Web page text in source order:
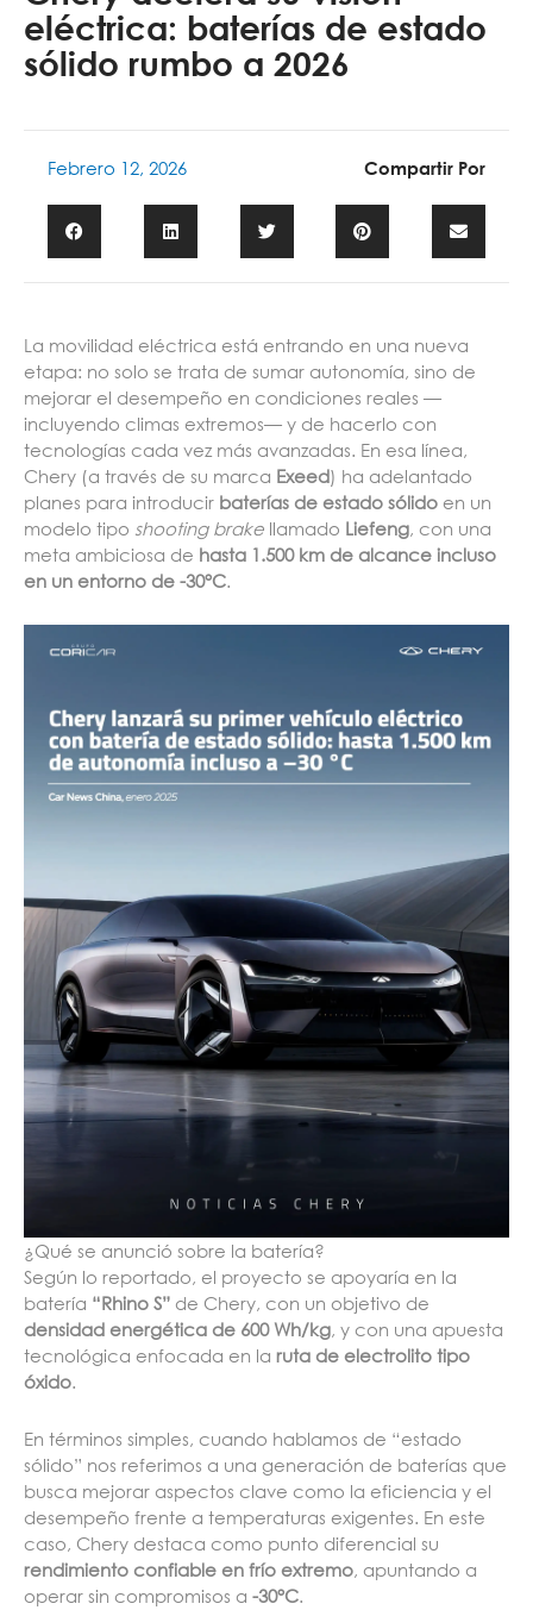
eléctrica: baterías de estado
sólido rumbo a 2026
Febrero 12, 2026 Compartir Por
La movilidad eléctrica está entrando en una nueva
etapa: no solo se trata de sumar autonomía, sino de
mejorar el desempeño en condiciones reales —
incluyendo climas extremos— y de hacerlo con
tecnologías cada vez más avanzadas. En esa línea,
Chery (a través de su marca Exeed) ha adelantado
planes para introducir baterías de estado sólido en un
modelo tipo shooting brake llamado Liefeng, con una
meta ambiciosa de hasta 1.500 km de alcance incluso
en un entorno de -30°C.
¿Qué se anunció sobre la batería?
Según lo reportado, el proyecto se apoyaría en la
batería “Rhino S” de Chery, con un objetivo de
densidad energética de 600 Wh/kg, y con una apuesta
tecnológica enfocada en la ruta de electrolito tipo
óxido.
En términos simples, cuando hablamos de “estado
sólido” nos referimos a una generación de baterías que
busca mejorar aspectos clave como la eficiencia y el
desempeño frente a temperaturas exigentes. En este
caso, Chery destaca como punto diferencial su
rendimiento confiable en frío extremo, apuntando a
operar sin compromisos a -30°C.